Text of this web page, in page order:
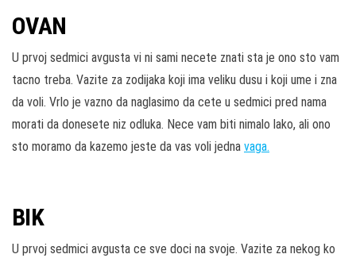
OVAN
U prvoj sedmici avgusta vi ni sami necete znati sta je ono sto vam
tacno treba. Vazite za zodijaka koji ima veliku dusu i koji ume i zna
da voli. Vrlo je vazno da naglasimo da cete u sedmici pred nama
morati da donesete niz odluka. Nece vam biti nimalo lako, ali ono
sto moramo da kazemo jeste da vas voli jedna vaga.
BIK
U prvoj sedmici avgusta ce sve doci na svoje. Vazite za nekog ko